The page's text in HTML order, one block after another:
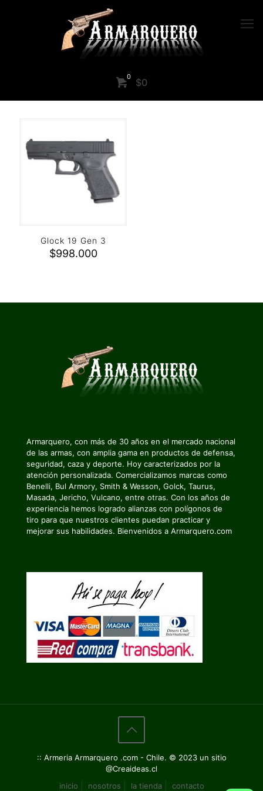
0 $0
Glock 19 Gen 3
$998.000
Armarquero, con más de 30 años en el mercado nacional
de las armas, con amplia gama en productos de defensa,
seguridad, caza y deporte. Hoy caracterizados por la
atención personalizada. Comercializamos marcas como
Benelli, Bul Armory, Smith & Wesson, Golck, Taurus,
Masada, Jericho, Vulcano, entre otras. Con los años de
experiencia hemos logrado alianzas con polígonos de
tiro para que nuestros clientes puedan practicar y
mejorar sus habilidades. Bienvenidos a Armarquero.com
:: Armeria Armarquero .com - Chile. © 2023 un sitio
@Creaideas.cl
inicio
nosotros la tienda contacto